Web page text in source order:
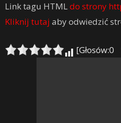
Link tagu HTMLdo strony
Kliknij tutaj aby odwiedzić